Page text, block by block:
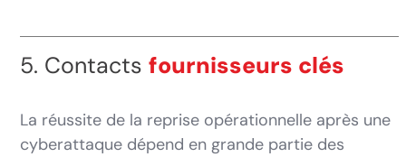
5. Contactsfournisseurs clés
La réussite de la reprise opérationnelle après une
cyberattaque dépend en grande partie des